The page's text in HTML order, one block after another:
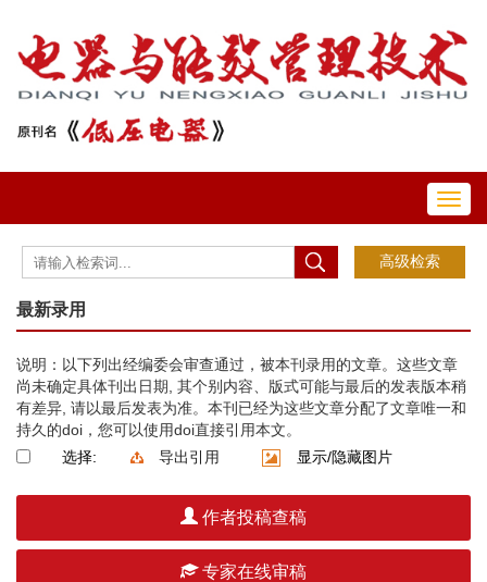
最新录用
说明：以下列出经编委会审查通过，被本刊录用的文章。这些文章
尚未确定具体刊出日期, 其个别内容、版式可能与最后的发表版本稍
有差异, 请以最后发表为准。本刊已经为这些文章分配了文章唯一和
持久的doi，您可以使用doi直接引用本文。
选择:
导出引用 显示/隐藏图片
作者投稿查稿
专家在线审稿